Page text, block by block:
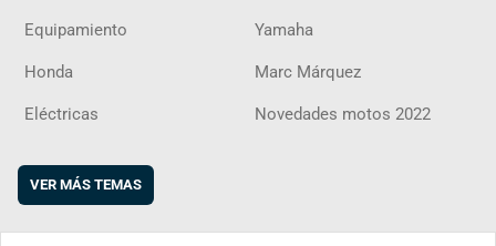
Equipamiento Yamaha
Honda Marc Márquez
Eléctricas Novedades motos 2022
VER MÁS TEMAS